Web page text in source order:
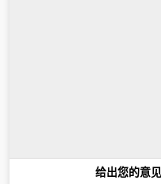
给出您的意见